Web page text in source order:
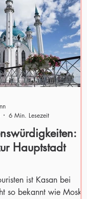
Hauptstadt
ist Kasan bei
so bekannt wie Moskau
6 Min. Lesezeit